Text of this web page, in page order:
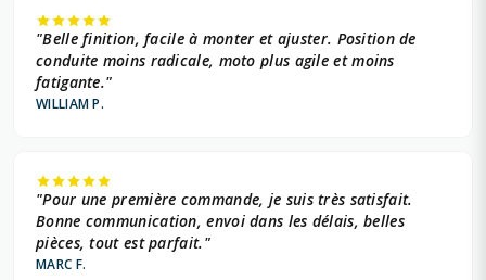
"Belle finition, facile à monter et ajuster. Position de
conduite moins radicale, moto plus agile et moins
fatigante."
WILLIAM P.
"Pour une première commande, je suis très satisfait.
Bonne communication, envoi dans les délais, belles
pièces, tout est parfait."
MARC F.